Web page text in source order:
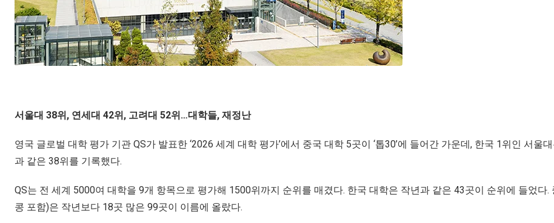
서울대 38위, 연세대 42위, 고려대 52위…대학들, 재정난
영국 글로벌 대학 평가 기관 QS가 발표한 ‘2026 세계 대학 평가’에서 중국 대학 5곳이 ‘톱30’에 들어간 가운데, 한국 1위인 서울
과 같은 38위를 기록했다.
QS는 전 세계 5000여 대학을 9개 항목으로 평가해 1500위까지 순위를 매겼다. 한국 대학은 작년과 같은 43곳이 순위에 들었다.
콩 포함)은 작년보다 18곳 많은 99곳이 이름에 올랐다.